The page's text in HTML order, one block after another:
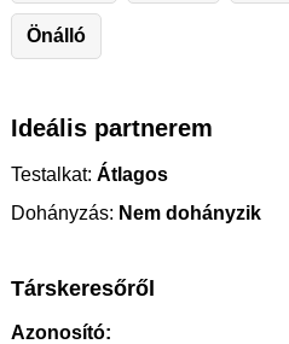
Önálló
Ideális partnerem
Testalkat: Átlagos
Dohányzás: Nem dohányzik
Társkeresőről
Azonosító: